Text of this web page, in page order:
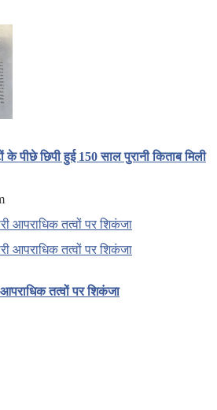
पीछे छिपी हुई 150 साल पुरानी किताब मिली
तत्वों पर शिकंजा